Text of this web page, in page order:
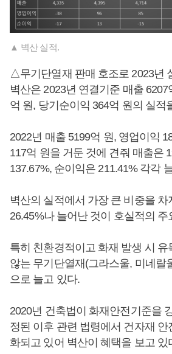
▲ 벽산 실적.
△무기단열재 판매 호조로 2023년
벽산은 2023년 연결기준 매출 6207
억 원, 당기순이익 364억 원의 실적
2022년 매출 5199억 원, 영업이익
117억 원을 거둔 것에 견줘 매출은
137.67%, 순이익은 211.41% 각각
벽산의 실적에서 가장 큰 비중을 차
26.45%나 늘어난 것이 호실적의 주
특히 친환경적이고 화재 발생 시 유
않는 무기단열재(그라스울, 미네랄
으로 늘고 있다.
2020년 건축법이 화재안전기준을
정된 이후 관련 법령에서 건자재 안
화되고 있어 벽산이 혜택을 보고 있